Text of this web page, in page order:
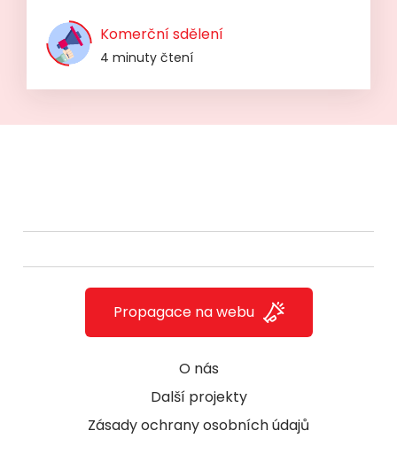
Komerční sdělení
4 minuty čtení
O nás
Další projekty
Zásady ochrany osobních údajů
Propagace na webu